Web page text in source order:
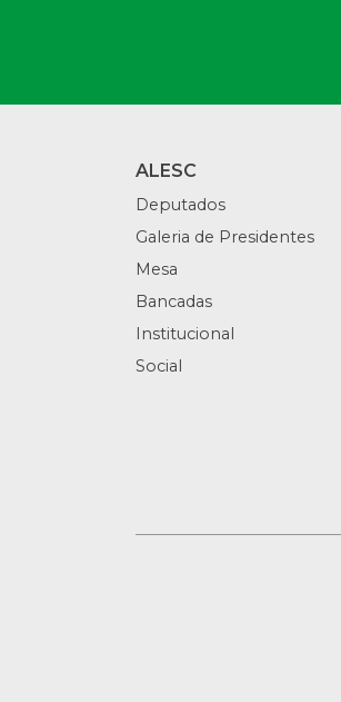
ALESC
Deputados
Galeria de Presidentes
Mesa
Bancadas
Institucional
Social